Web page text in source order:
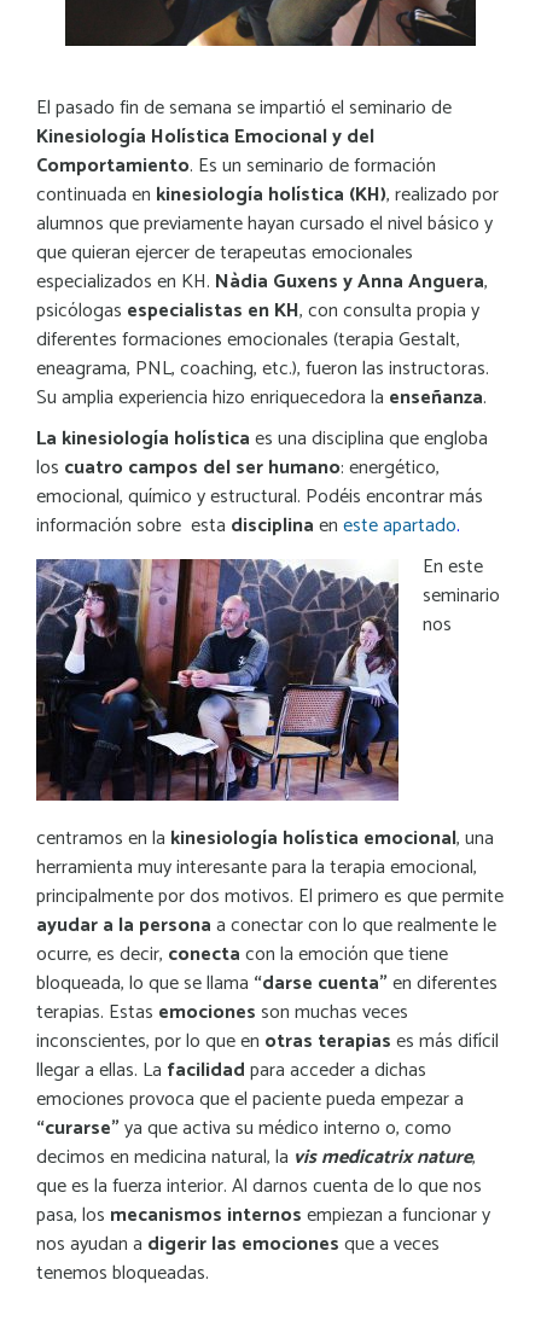
El pasado fin de semana se impartió el seminario de
Kinesiología Holística Emocional y del
Comportamiento. Es un seminario de formación
continuada en kinesiología holística (KH), realizado por
alumnos que previamente hayan cursado el nivel básico y
que quieran ejercer de terapeutas emocionales
especializados en KH. Nàdia Guxens y Anna Anguera,
psicólogas especialistas en KH, con consulta propia y
diferentes formaciones emocionales (terapia Gestalt,
eneagrama, PNL, coaching, etc.), fueron las instructoras.
Su amplia experiencia hizo enriquecedora la enseñanza.
La kinesiología holísticaes una disciplina que engloba
los cuatro campos del ser humano: energético,
emocional, químico y estructural. Podéis encontrar más
información sobre esta disciplinaeneste apartado.
En este
seminario
nos
centramos en la kinesiología holística emocional, una
herramienta muy interesante para la terapia emocional,
principalmente por dos motivos. El primero es que permite
ayudar a la personaa conectar con lo que realmente le
ocurre, es decir, conectacon la emoción que tiene
bloqueada, lo que se llama “darse cuenta”en diferentes
terapias. Estas emocionesson muchas veces
inconscientes, por lo que en otras terapiases más difícil
llegar a ellas. La facilidadpara acceder a dichas
emociones provoca que el paciente pueda empezar a
“curarse”ya que activa su médico interno o, como
decimos en medicina natural, la vis medicatrix nature,
que es la fuerza interior. Al darnos cuenta de lo que nos
pasa, los mecanismos internosempiezan a funcionar y
nos ayudan a digerir las emocionesque a veces
tenemos bloqueadas.